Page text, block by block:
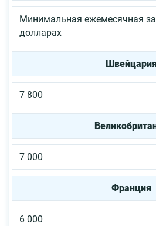
Минимальная ежемесячная
долларах
Швейцария
7 800
7 000
Франция
6 000